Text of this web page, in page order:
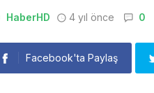
HaberHD 4 yıl önce 0
Facebook'ta Paylaş